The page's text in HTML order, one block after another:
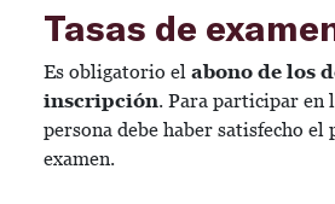
Tasas de
Es obligatorio el abono de los
inscripción. Para participar en
persona debe haber satisfecho el
examen.